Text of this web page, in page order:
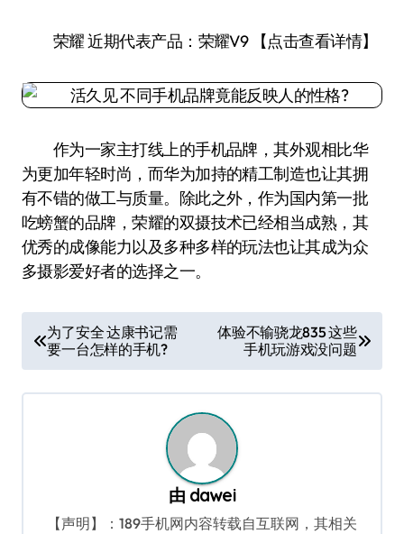
荣耀 近期代表产品：荣耀V9 【点击查看详情】
作为一家主打线上的手机品牌，其外观相比华
为更加年轻时尚，而华为加持的精工制造也让其拥
有不错的做工与质量。除此之外，作为国内第一批
吃螃蟹的品牌，荣耀的双摄技术已经相当成熟，其
优秀的成像能力以及多种多样的玩法也让其成为众
多摄影爱好者的选择之一。
章
导
为了安全 达康书记需
要一台怎样的手机?
体验不输骁龙835 这些
手机玩游戏没问题
由 dawei
【声明】：189手机网内容转载自互联网，其相关